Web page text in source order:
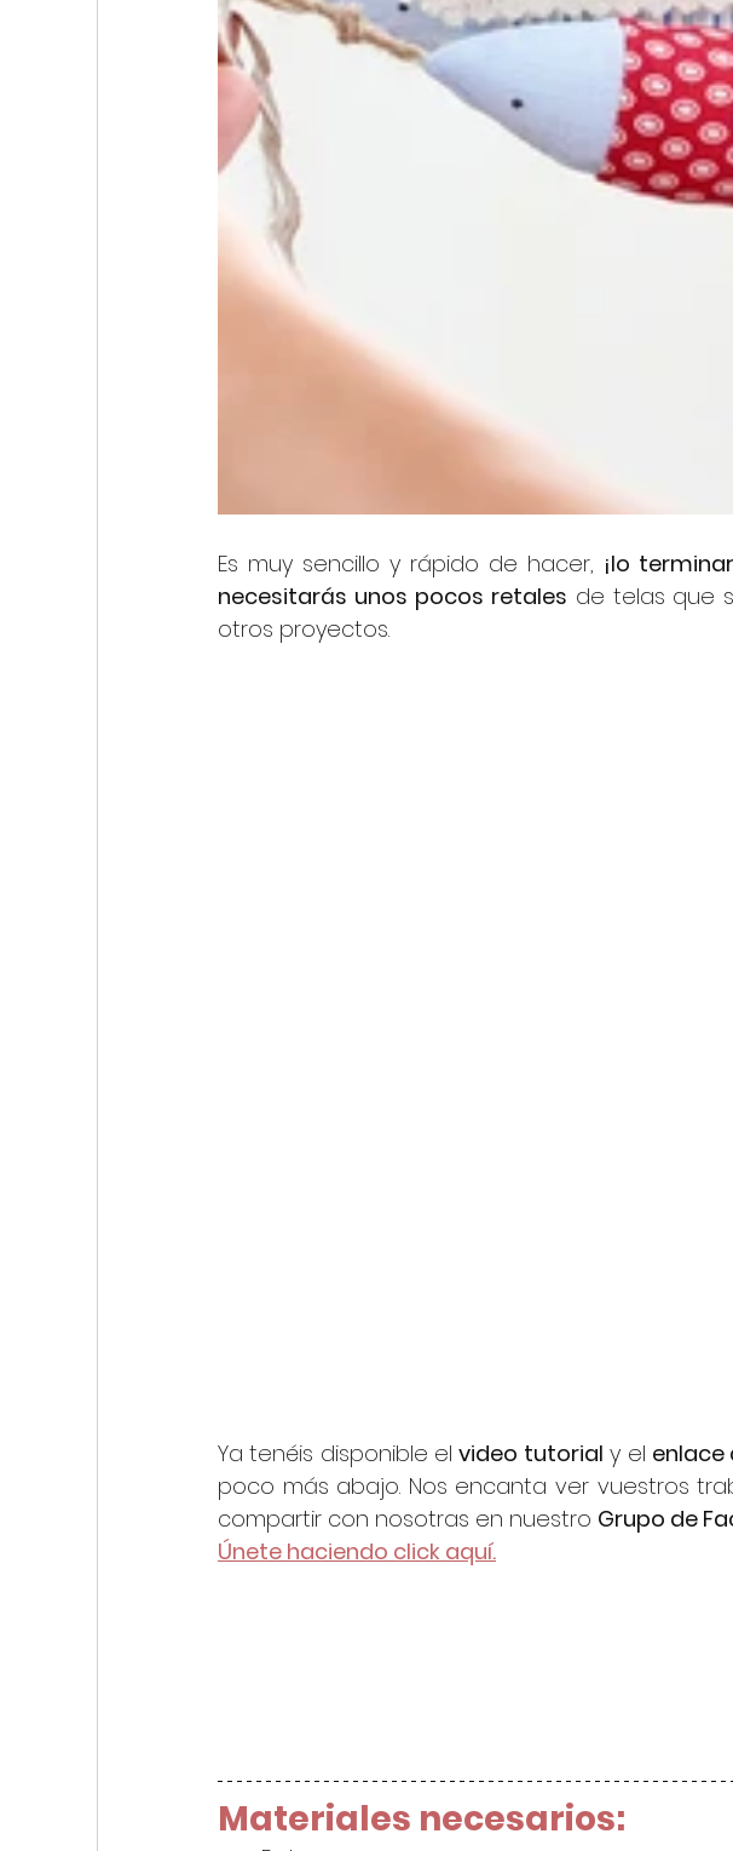
Es muy sencillo y rápido de hacer, ¡lo
necesitarás unos pocos retales de telas que
otros proyectos.
Ya tenéis disponible el video tutorial y el
poco más abajo. Nos encanta ver vuestros
compartir con nosotras en nuestro Grupo de
Únete haciendo click aquí.
Materiales necesarios: